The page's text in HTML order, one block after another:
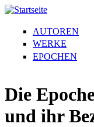
AUTOREN
WERKE
EPOCHEN
Die
und ihr